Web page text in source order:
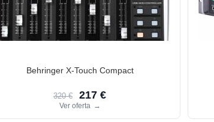
Behringer X-Touch Compact
320 € 217 €
Ver oferta →